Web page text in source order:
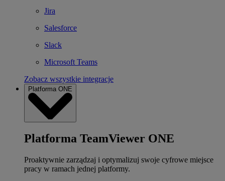
Jira
Salesforce
Slack
Microsoft Teams
Zobacz wszystkie integracje
Platforma ONE
Platforma TeamViewer ONE
Proaktywnie zarządzaj i optymalizuj swoje cyfrowe miejsce
pracy w ramach jednej platformy.